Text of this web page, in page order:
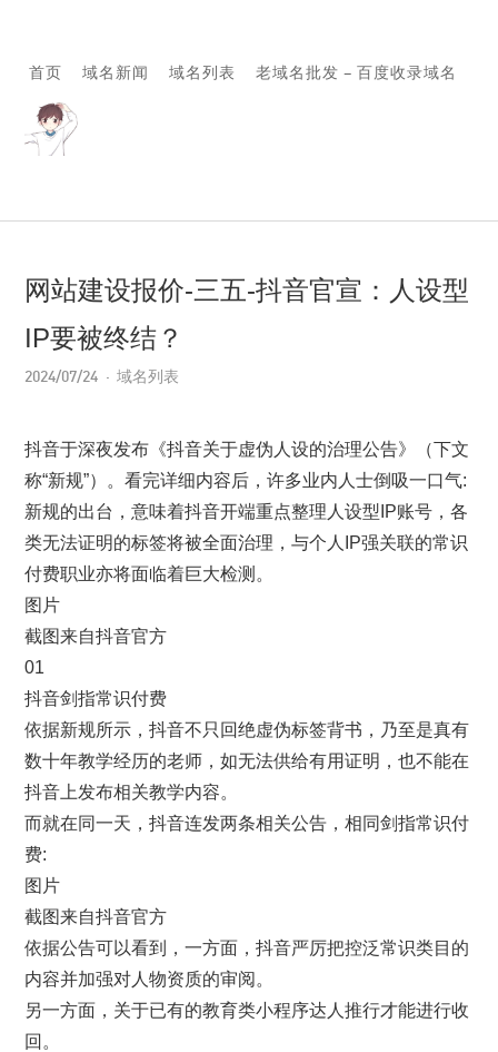
首页 域名新闻 域名列表 老域名批发 – 百度收录域名
网站建设报价-三五-抖音官宣：人设型
IP要被终结？
2024/07/24 域名列表
抖音于深夜发布《抖音关于虚伪人设的治理公告》（下文
称“新规”）。看完详细内容后，许多业内人士倒吸一口气:
新规的出台，意味着抖音开端重点整理人设型IP账号，各
类无法证明的标签将被全面治理，与个人IP强关联的常识
付费职业亦将面临着巨大检测。
图片
截图来自抖音官方
01
抖音剑指常识付费
依据新规所示，抖音不只回绝虚伪标签背书，乃至是真有
数十年教学经历的老师，如无法供给有用证明，也不能在
抖音上发布相关教学内容。
而就在同一天，抖音连发两条相关公告，相同剑指常识付
费:
图片
截图来自抖音官方
依据公告可以看到，一方面，抖音严厉把控泛常识类目的
内容并加强对人物资质的审阅。
另一方面，关于已有的教育类小程序达人推行才能进行收
回。